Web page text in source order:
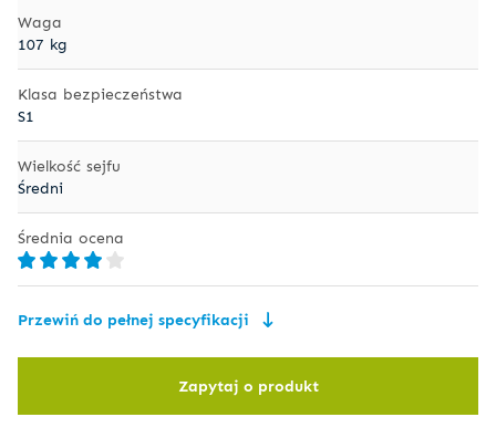
Waga
107 kg
Klasa bezpieczeństwa
S1
Wielkość sejfu
Średni
Średnia ocena
Przewiń do pełnej specyfikacji
Zapytaj o produkt